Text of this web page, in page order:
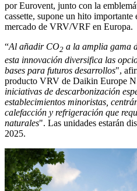
por Eurovent, junto con la
cassette, supone un hito
mercado de VRV/VRF en Europa.
“Al añadir CO2 a la amplia gama
esta innovación diversifica las
bases para futuros desarrollos",
producto VRV de Daikin Europe
iniciativas de descarbonización
establecimientos minoristas,
calefacción y refrigeración que
naturales". Las unidades estarán
2025.